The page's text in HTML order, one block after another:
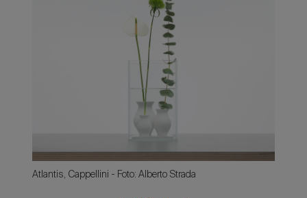
Atlantis, Cappellini - Foto: Alberto Strada